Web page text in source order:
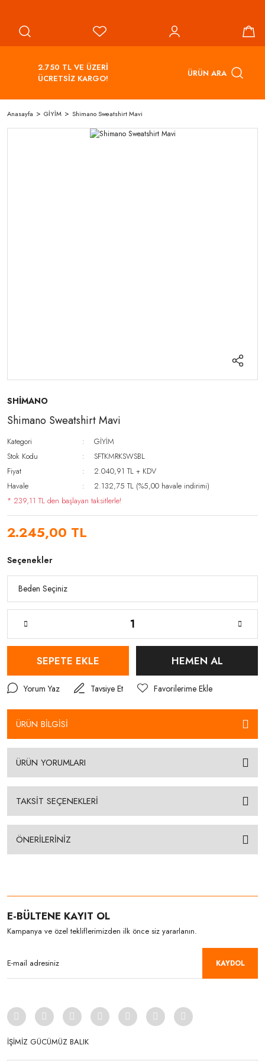
2.750 TL VE ÜZERİ
ÜCRETSİZ KARGO!
ÜRÜN ARA
Anasayfa GİYİM Shimano Sweatshirt Mavi
SHİMANO
Shimano Sweatshirt Mavi
Kategori
GİYİM
Stok Kodu
SFTKMRKSWSBL
Fiyat
2.040,91 TL + KDV
Havale
2.132,75 TL (%5,00 havale indirimi)
* 239,11 TL den başlayan taksitlerle!
2.245,00 TL
Seçenekler
SEPETE EKLE HEMEN AL
Yorum Yaz Tavsiye Et
ÜRÜN BİLGİSİ
ÜRÜN YORUMLARI
TAKSİT SEÇENEKLERİ
ÖNERİLERİNİZ
E-BÜLTENE KAYIT OL
Kampanya ve özel tekliflerimizden ilk önce siz yararlanın.
KAYDOL
İŞİMİZ GÜCÜMÜZ BALIK